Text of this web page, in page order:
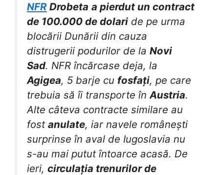
NFR Drobeta a pierdut un contract
de 100.000 de dolari de pe urma
blocării Dunării din cauza
distrugerii podurilor de la Novi
Sad. NFR încărcase deja, la
Agigea, 5 barje cu fosfați, pe care
trebuia să îi transporte înAustria.
Alte câteva contracte similare au
fost anulate, iar navele românești
surprinse în aval de Iugoslavia nu
s-au mai putut întoarce acasă. De
ieri, circulația trenurilor de